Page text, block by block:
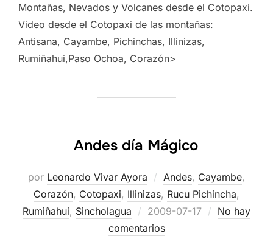
Montañas, Nevados y Volcanes desde el Cotopaxi.
Video desde el Cotopaxi de las montañas:
Antisana, Cayambe, Pichinchas, Illinizas,
Rumiñahui,Paso Ochoa, Corazón>
Andes día Mágico
por Leonardo Vivar Ayora Andes, Cayambe,
Corazón, Cotopaxi, Illinizas, Rucu Pichincha,
Rumiñahui, Sincholagua
Publicado
el
2009-07-17
No hay
comentarios